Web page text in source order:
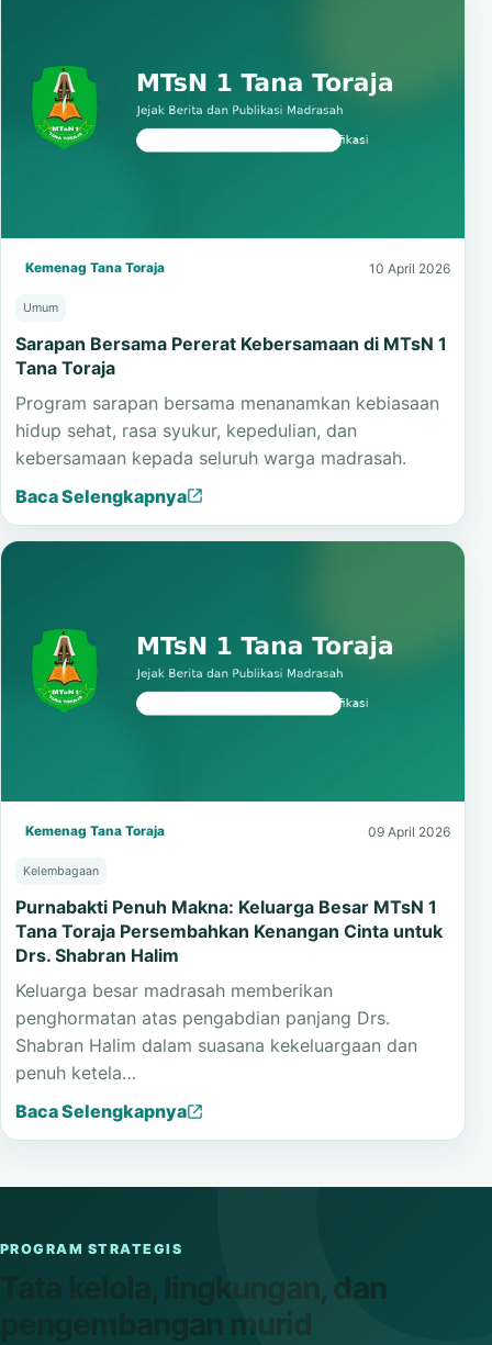
Kemenag Tana Toraja 10 April 2026
Umum
Sarapan Bersama Pererat Kebersamaan di MTsN 1
Tana Toraja
Program sarapan bersama menanamkan kebiasaan
hidup sehat, rasa syukur, kepedulian, dan
kebersamaan kepada seluruh warga madrasah.
Baca Selengkapnya
Kemenag Tana Toraja 09 April 2026
Kelembagaan
Purnabakti Penuh Makna: Keluarga Besar MTsN 1
Tana Toraja Persembahkan Kenangan Cinta untuk
Drs. Shabran Halim
Keluarga besar madrasah memberikan
penghormatan atas pengabdian panjang Drs.
Shabran Halim dalam suasana kekeluargaan dan
penuh ketela…
Baca Selengkapnya
PROGRAM STRATEGIS
Tata kelola, lingkungan, dan
pengembangan murid